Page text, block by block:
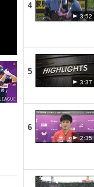
4
3:52
5
3:37
6
2:35